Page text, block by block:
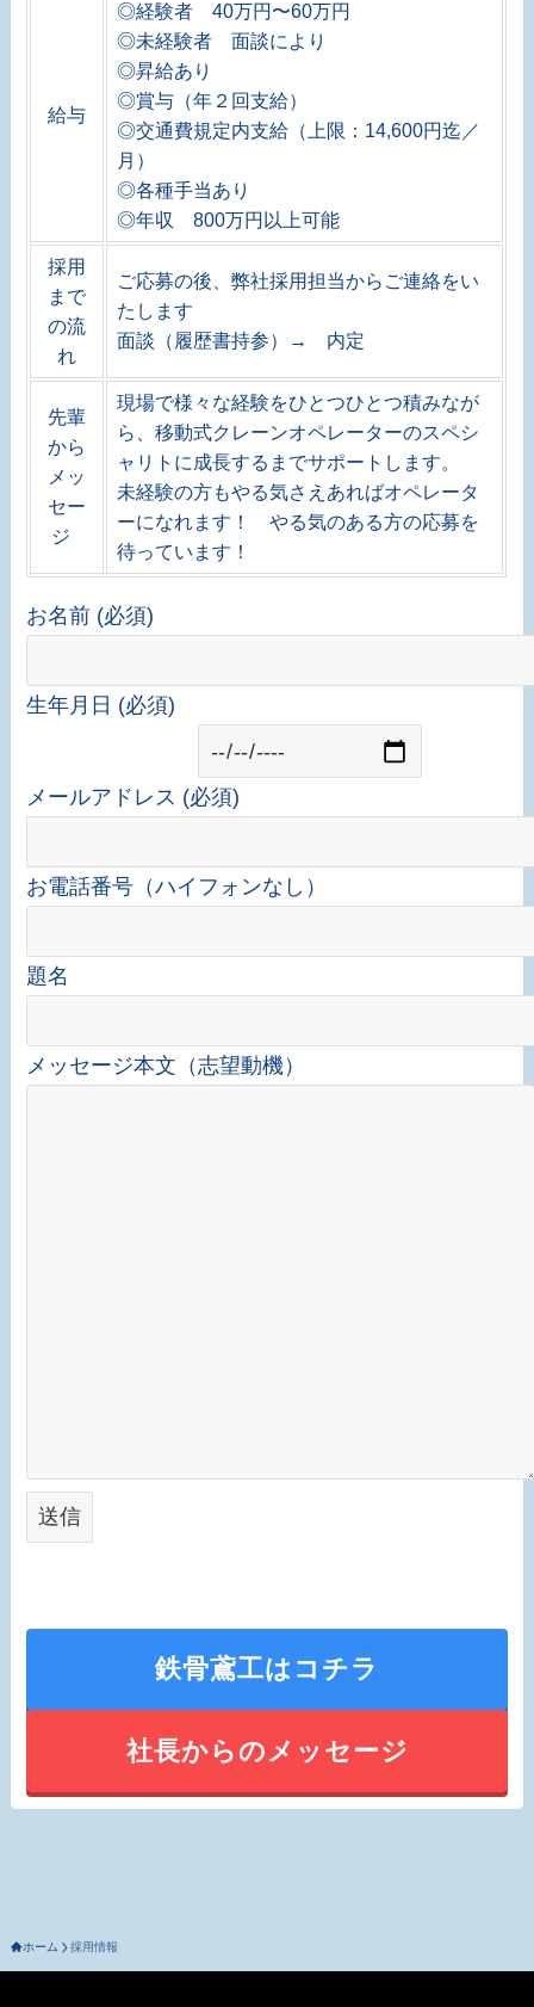
給与
◎経験者 40万円〜60万円
◎未経験者 面談により
◎昇給あり
◎賞与（年２回支給）
◎交通費規定内支給（上限：14,600円迄／
月）
◎各種手当あり
◎年収 800万円以上可能
採用
まで
の流
れ
ご応募の後、弊社採用担当からご連絡をい
たします
面談（履歴書持参）→ 内定
先輩
から
メッ
セー
ジ
現場で様々な経験をひとつひとつ積みなが
ら、移動式クレーンオペレーターのスペシ
ャリトに成長するまでサポートします。
未経験の方もやる気さえあればオペレータ
ーになれます！ やる気のある方の応募を
待っています！
お名前 (必須)
生年月日 (必須)
メールアドレス (必須)
お電話番号（ハイフォンなし）
題名
メッセージ本文（志望動機）
鉄骨鳶工はコチラ
社長からのメッセージ
ホーム 採用情報